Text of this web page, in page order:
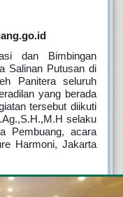
dan Bimbingan
Salinan Putusan di
Panitera seluruh
yang berada
tersebut diikuti
selaku
Pembuang, acara
Harmoni, Jakarta